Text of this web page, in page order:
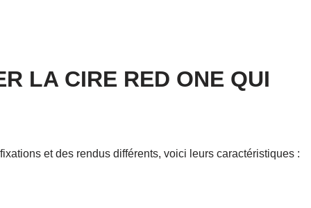
LA CIRE RED ONE QUI
et des rendus différents, voici leurs caractéristiques :